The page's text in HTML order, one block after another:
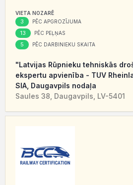
VIETA NOZARĒ
3 PĒC APGROZĪJUMA
13 PĒC PEĻŅAS
5 PĒC DARBINIEKU SKAITA
"Latvijas Rūpnieku tehniskās
ekspertu apvienība - TUV
SIA, Daugavpils nodaļa
Saules 38, Daugavpils, LV-5401